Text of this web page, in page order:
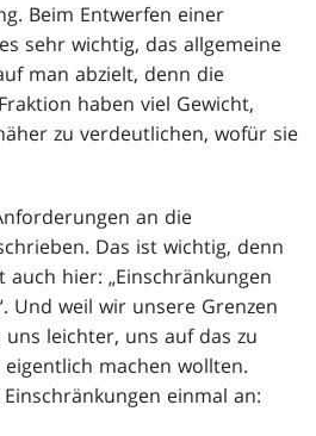
Beim Entwerfen einer
sehr wichtig, das allgemeine
man abzielt, denn die
haben viel Gewicht,
zu verdeutlichen, wofür sie
an die
Das ist wichtig, denn
hier: „Einschränkungen
Und weil wir unsere Grenzen
leichter, uns auf das zu
machen wollten.
einmal an: